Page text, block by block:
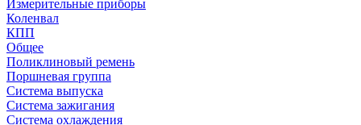
Измерительные приборы
Коленвал
КПП
Общее
Поликлиновый ремень
Поршневая группа
Система выпуска
Система зажигания
Система охлаждения